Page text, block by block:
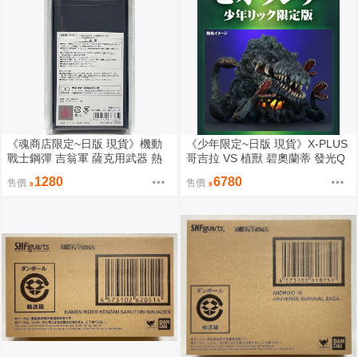
《魂商店限定~日版 現貨》機動
戰士鋼彈 吉翁軍 薩克用武器 熱
封）
售價 1280
《少年限定~日版 現貨》X-PLUS
哥吉拉 VS 植獸 碧奧蘭蒂 發光Q
售價 6780